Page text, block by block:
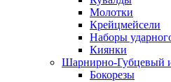
Молотки
Крейцмейсели
Наборы
Киянки
Шарнирно-Губцевый
Бокорезы